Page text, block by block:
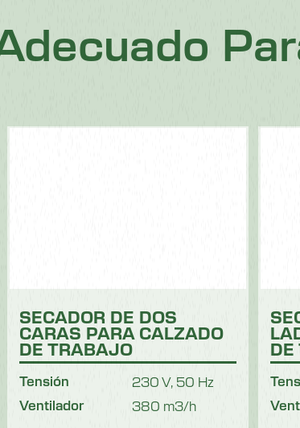
SECADOR DE DOS
CARAS PARA CALZADO
DE TRABAJO
Tensión 230 V, 50 Hz
Ventilador 380 m3/h